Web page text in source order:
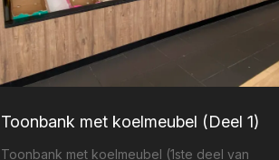
Toonbank met koelmeubel (Deel 1)
Toonbank met koelmeubel (1ste deel van